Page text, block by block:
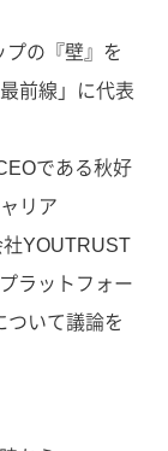
の『壁』を
前線」に代表
である秋好
リア
YOUTRUST
ラットフォー
ついて議論を